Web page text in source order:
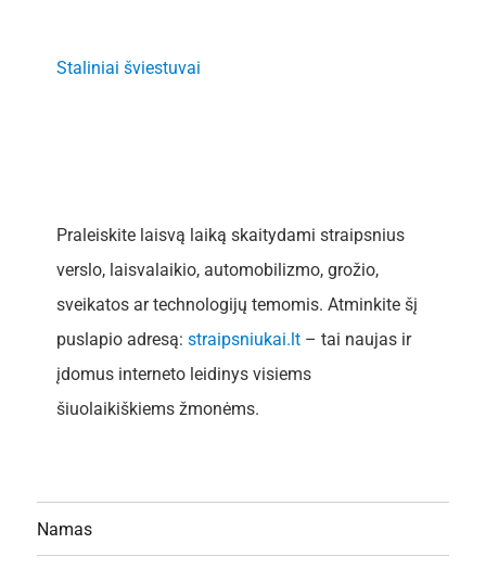
Staliniai šviestuvai
Praleiskite laisvą laiką skaitydami straipsnius
verslo, laisvalaikio, automobilizmo, grožio,
sveikatos ar technologijų temomis. Atminkite šį
puslapio adresą: straipsniukai.lt– tai naujas ir
įdomus interneto leidinys visiems
šiuolaikiškiems žmonėms.
Namas